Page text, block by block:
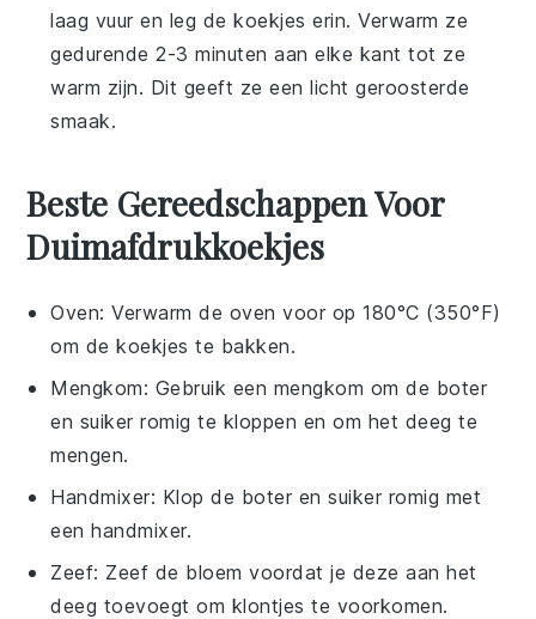
laag vuur en leg dekoekjes erin. Verwarm ze
gedurende 2-3 minuten aan elke kant tot ze
warm zijn. Dit geeft ze een licht geroosterde
smaak.
Beste Gereedschappen Voor
Duimafdrukkoekjes
Oven: Verwarm de oven voor op 180°C (350°F)
om de koekjes te bakken.
Mengkom: Gebruik een mengkom om de boter
en suiker romig te kloppen en om het deeg te
mengen.
Handmixer: Klop de boter en suiker romig met
een handmixer.
Zeef: Zeef de bloem voordat je deze aan het
deeg toevoegt om klontjes te voorkomen.